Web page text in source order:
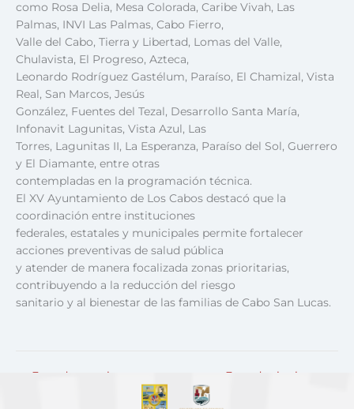
como Rosa Delia, Mesa Colorada, Caribe Vivah, Las
Palmas, INVI Las Palmas, Cabo Fierro,
Valle del Cabo, Tierra y Libertad, Lomas del Valle,
Chulavista, El Progreso, Azteca,
Leonardo Rodríguez Gastélum, Paraíso, El Chamizal, Vista
Real, San Marcos, Jesús
González, Fuentes del Tezal, Desarrollo Santa María,
Infonavit Lagunitas, Vista Azul, Las
Torres, Lagunitas II, La Esperanza, Paraíso del Sol, Guerrero
y El Diamante, entre otras
contempladas en la programación técnica.
El XV Ayuntamiento de Los Cabos destacó que la
coordinación entre instituciones
federales, estatales y municipales permite fortalecer
acciones preventivas de salud pública
y atender de manera focalizada zonas prioritarias,
contribuyendo a la reducción del riesgo
sanitario y al bienestar de las familias de Cabo San Lucas.
Entrada anterior Entrada siguiente